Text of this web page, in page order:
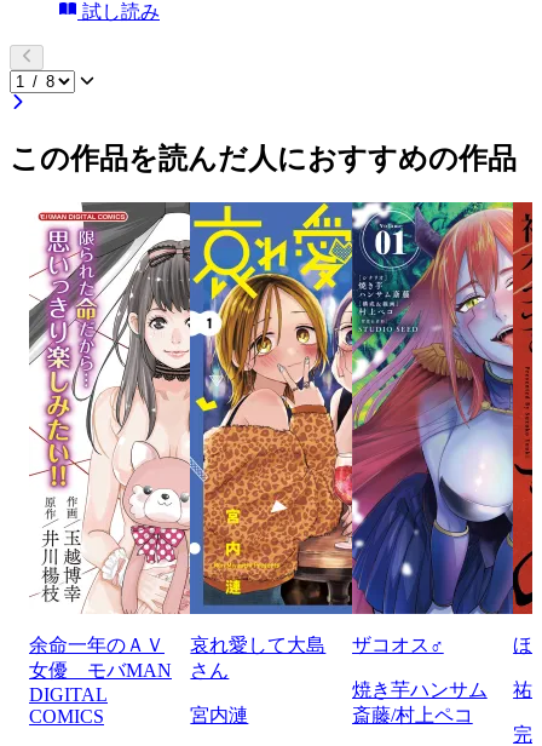
試し読み
この作品を読んだ人におすすめの作品
余命一年のＡＶ
女優 モバMAN
DIGITAL
COMICS
哀れ愛して大島
さん
宮内漣
ザコオス♂
焼き芋ハンサム
斎藤/村上ペコ
ほ
祐
完